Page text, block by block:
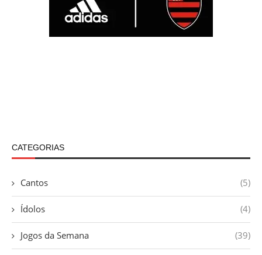
CATEGORIAS
Cantos (5)
Ídolos (4)
Jogos da Semana (39)